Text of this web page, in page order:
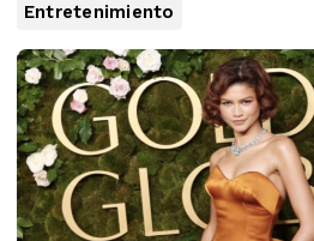
Entretenimiento